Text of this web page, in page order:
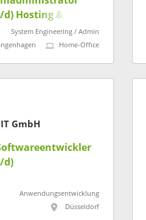
Hosting &
System Engineering / Admin
Home-Office
GmbH
d)
Anwendungsentwicklung
Düsseldorf